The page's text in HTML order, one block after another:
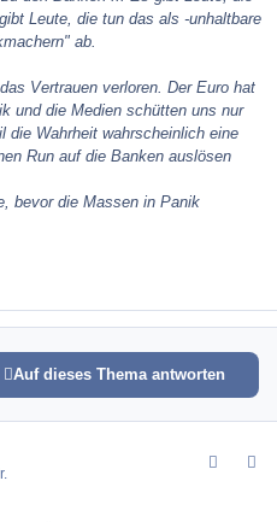
Leute, die tun das als -unhaltbare
ab.
Vertrauen verloren. Der Euro hat
und die Medien schütten uns nur
die Wahrheit wahrscheinlich eine
Run auf die Banken auslösen
bevor die Massen in Panik
Auf dieses Thema antworten